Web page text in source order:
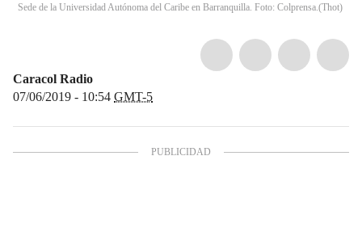
Sede de la Universidad Autónoma del Caribe en Barranquilla. Foto: Colprensa.(Thot)
Caracol Radio
07/06/2019 - 10:54 GMT-5